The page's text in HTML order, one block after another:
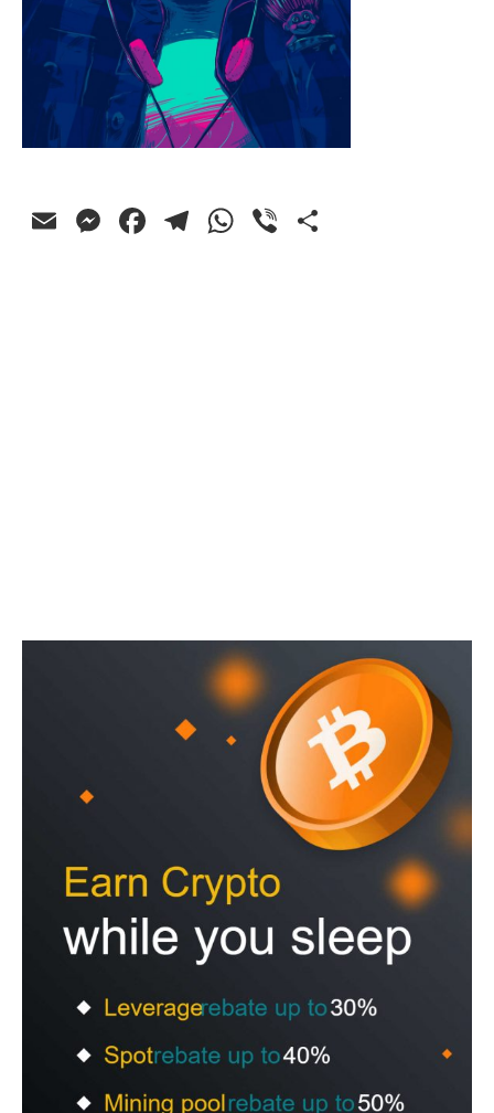
EmailMessenger
Facebook
Telegram
WhatsApp
Viber